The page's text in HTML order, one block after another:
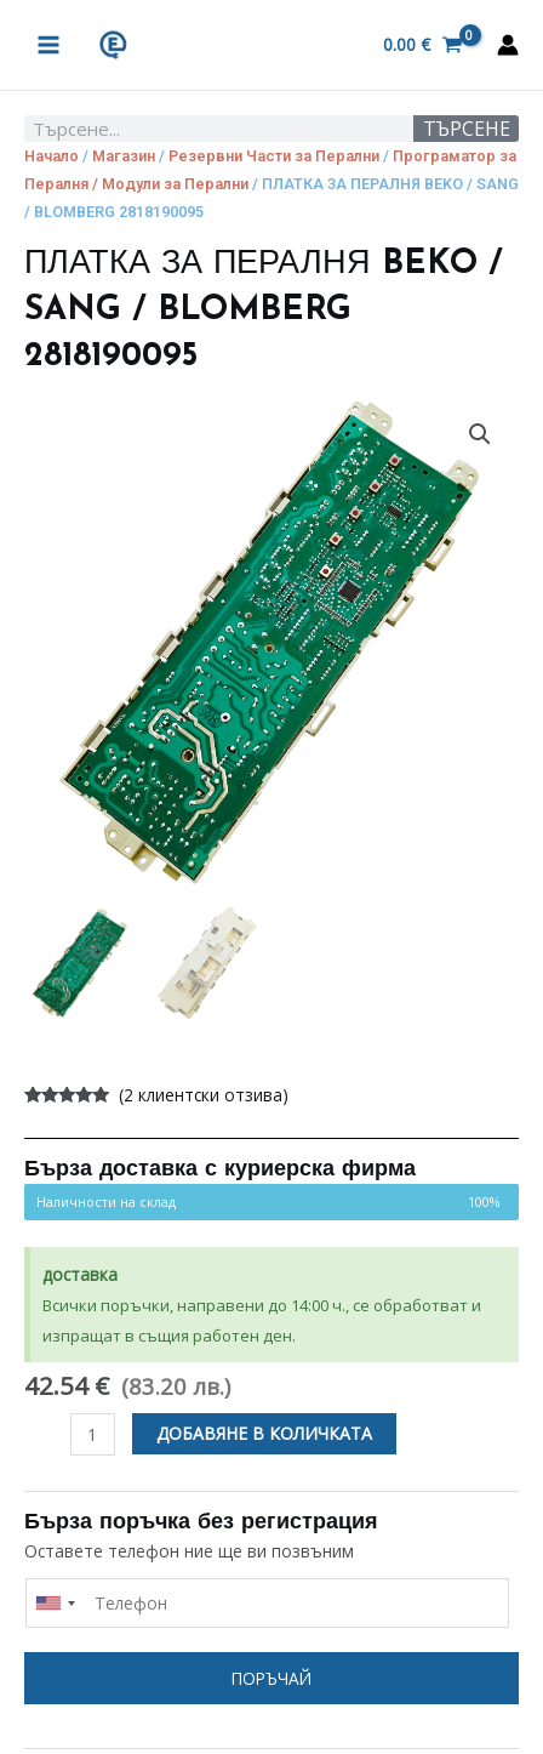
MENU
0.00 €
Search ТЪРСЕНЕ
Начало / Магазин / Резервни Части за Перални / Програматор за
Пералня / Модули за Перални / ПЛАТКА ЗА ПЕРАЛНЯ BEKO / SANG
/ BLOMBERG 2818190095
ПЛАТКА ЗА ПЕРАЛНЯ BEKO /
SANG / BLOMBERG
2818190095
5.00от 5,
потребителски
оценки
(2 клиентски отзива)
Бърза доставка с куриерска фирма
Наличности на склад 100%
доставка
Всички поръчки, направени до 14:00 ч., се обработват и
изпращат в същия работен ден.
42.54 € (83.20 лв.)
количество
ПЛАТКА
ЗА
ПЕРАЛНЯ
BEKO
BLOMBERG
ДОБАВЯНЕ В КОЛИЧКАТА
Бърза поръчка без регистрация
Оставете телефон ние ще ви позвъним
ПОРЪЧАЙ